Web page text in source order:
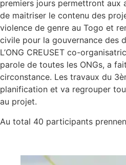
premiers jours permettront aux
de maitriser le contenu des
violence de genre au Togo et
civile pour la gouvernance des
L’ONG CREUSET co-
parole de toutes les ONGs, a
circonstance. Les travaux du
planification et va regrouper
au projet.
Au total 40 participants